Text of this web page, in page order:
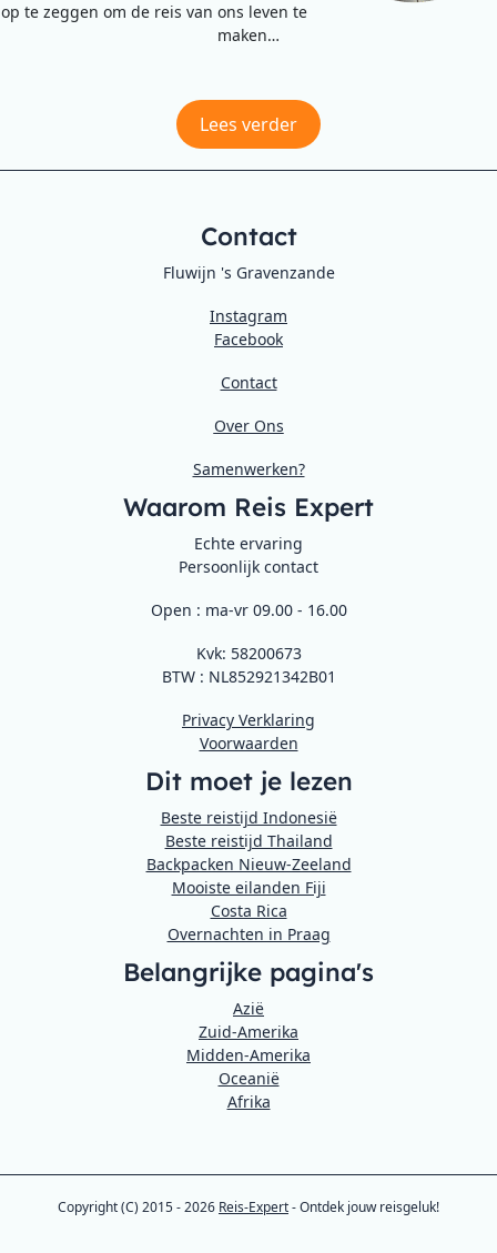
op te zeggen om de reis van ons leven te
maken…
Lees verder
Contact
Fluwijn 's Gravenzande
Instagram
Facebook
Contact
Over Ons
Samenwerken?
Waarom Reis Expert
Echte ervaring
Persoonlijk contact
Open : ma-vr 09.00 - 16.00
Kvk: 58200673
BTW : NL852921342B01
Privacy Verklaring
Voorwaarden
Dit moet je lezen
Beste reistijd Indonesië
Beste reistijd Thailand
Backpacken Nieuw-Zeeland
Mooiste eilanden Fiji
Costa Rica
Overnachten in Praag
Belangrijke pagina's
Azië
Zuid-Amerika
Midden-Amerika
Oceanië
Afrika
Copyright (C) 2015 - 2026 Reis-Expert- Ontdek jouw reisgeluk!